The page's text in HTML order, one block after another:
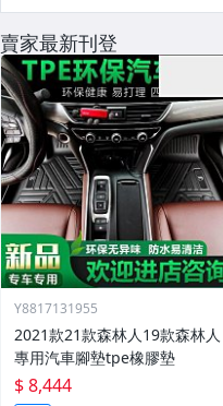
賣家最新刊登
Y8817131955
2021款21款森林人19款森林人
專用汽車腳墊tpe橡膠墊
$ 8,444